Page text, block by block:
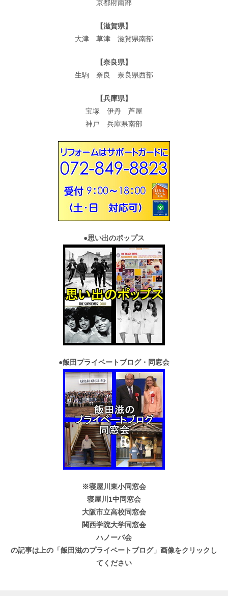
京都府南部
【滋賀県】
大津 草津 滋賀県南部
【奈良県】
生駒 奈良 奈良県西部
【兵庫県】
宝塚 伊丹 芦屋
神戸 兵庫県南部
●思い出のポップス
●飯田プライベートブログ・同窓会
※寝屋川東小同窓会
寝屋川1中同窓会
大阪市立高校同窓会
関西学院大学同窓会
ハノーバ会
の記事は上の「飯田滋のプライベートブログ」画像をクリックし
てください